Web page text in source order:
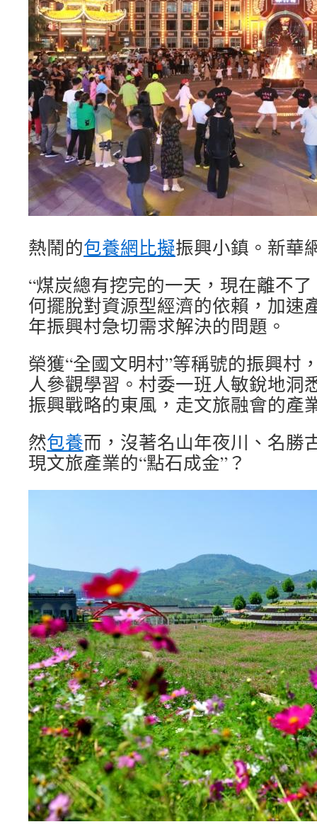
熱鬧的包養網比擬振興小鎮。新華
“煤炭總有挖完的一天，現在離不
何擺脫對資源型經濟的依賴，加速
年振興村急切需求解決的問題。
榮獲“全國文明村”等稱號的振興村
人參觀學習。村委一班人敏銳地洞
振興戰略的東風，走文旅融會的產
然包養而，沒著名山年夜川、名勝
現文旅產業的“點石成金”？